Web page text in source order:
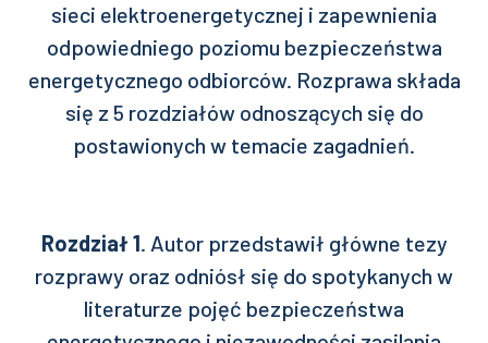
sieci elektroenergetycznej i zapewnienia
odpowiedniego poziomu bezpieczeństwa
energetycznego odbiorców. Rozprawa składa
się z 5 rozdziałów odnoszących się do
postawionych w temacie zagadnień.
Rozdział 1. Autor przedstawił główne tezy
rozprawy oraz odniósł się do spotykanych w
literaturze pojęć bezpieczeństwa